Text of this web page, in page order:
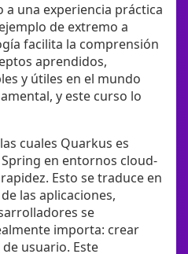
a una experiencia práctica
de extremo a
facilita la comprensión
aprendidos,
y útiles en el mundo
y este curso lo
cuales Quarkus es
en entornos cloud-
Esto se traduce en
las aplicaciones,
se
importa: crear
usuario. Este